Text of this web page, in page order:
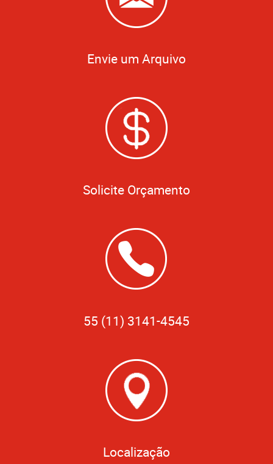
Envie um Arquivo
Solicite Orçamento
55 (11) 3141-4545
Localização